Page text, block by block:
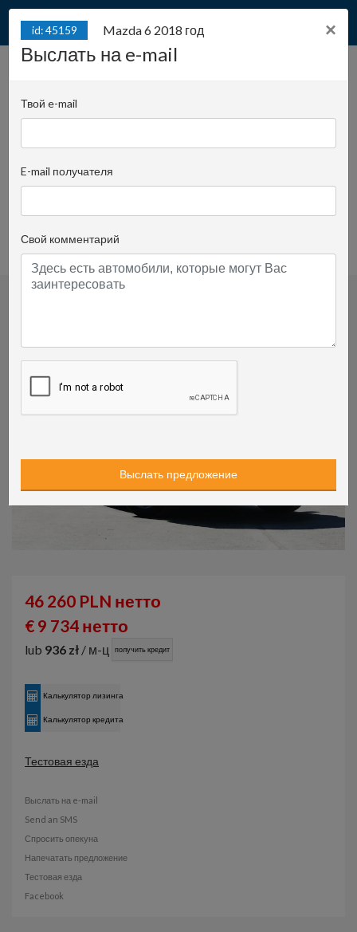
Juliana Konstantego Ordona 2A - biuro C |
Позиция:1403
Спросить опекуна
просмотренное
46 260 PLN нетто
€ 9 734 нетто
lub 936 zł / м-ц получить кредит
Калькулятор лизинга
Калькулятор кредита
Тестовая езда
Выслать на e-mail
Send an SMS
Спросить опекуна
Напечатать предложение
Тестовая езда
Facebook
×
id: 45159 Mazda 6 2018 год
Выслать на e-mail
Твой e-mail
E-mail получателя
Свой комментарий